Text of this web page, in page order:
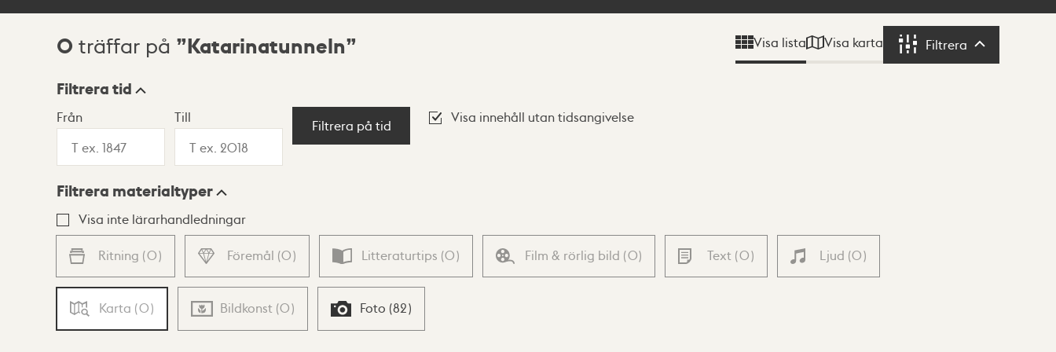
Sökresultat
0 träffar på Katarinatunneln Visa lista Visa karta Filtrera Filtrera
Visningsläge
Lista Karta
Filtrera tid
Från Till
Filtrera på tid
Visa innehåll utan tidsangivelse
Filtrera materialtyper
Visa inte lärarhandledningar
Ritning (0) Föremål (0) Litteraturtips (0) Film & rörlig bild (0) Text (0) Ljud (0)
Karta (0) Bildkonst (0) Foto (82)